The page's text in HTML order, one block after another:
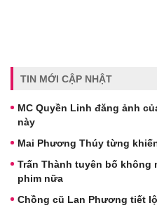
TIN MỚI CẬP NHẬT
MC Quyền Linh đăng ảnh
này
Mai Phương Thúy từng
Trấn Thành tuyên bố không
phim nữa
Chồng cũ Lan Phương tiết